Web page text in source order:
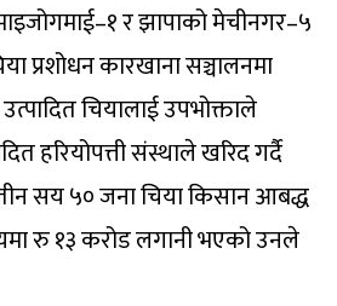
र झापाको मेचीनगर–५
प्रशोधन कारखाना सञ्चालनमा
चियालाई उपभोक्ताले
हरियोपत्ती संस्थाले खरिद गर्दै
सय ५० जना चिया किसान आबद्ध
रु १३ करोड लगानी भएको उनले